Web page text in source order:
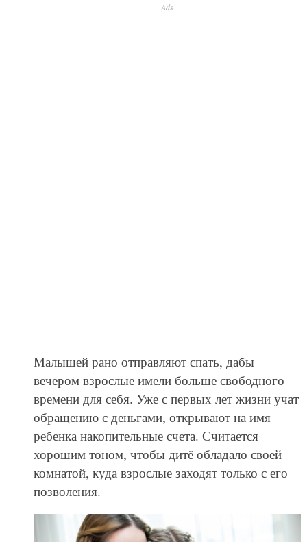
Ads
Малышей рано отправляют спать, дабы
вечером взрослые имели больше свободного
времени для себя. Уже с первых лет жизни учат
обращению с деньгами, открывают на имя
ребенка накопительные счета. Считается
хорошим тоном, чтобы дитё обладало своей
комнатой, куда взрослые заходят только с его
позволения.